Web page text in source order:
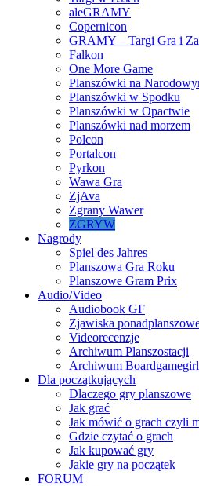
aleGRAMY
Copernicon
GRAMY – Targi Gra i
Falkon
One More Game
Planszówki na
Planszówki w Spodku
Planszówki w Opactwie
Planszówki nad morzem
Polcon
Portalcon
Pyrkon
Wawa Gra
ZjAva
Zgrany Wawer
ZGRYW
Nagrody
Spiel des Jahres
Planszowa Gra Roku
Planszowe Gram Prix
Audio/Video
Audiobook GF
Zjawiska
Videorecenzje
Archiwum Planszostacji
Archiwum Boardgamegirl
Dla początkujących
Dlaczego gry planszowe
Jak grać
Jak mówić o grach czyli
Gdzie czytać o grach
Jak kupować gry
Jakie gry na początek
FORUM